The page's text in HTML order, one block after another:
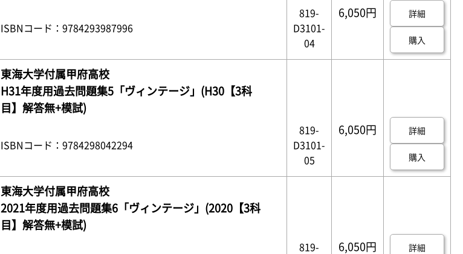
ISBNコード：9784293987996
819-
D3101-
04
6,050円 詳細
購入
東海大学付属甲府高校
H31年度用過去問題集5「ヴィンテージ」(H30【3科
目】解答無+模試)
ISBNコード：9784298042294
819-
D3101-
05
6,050円 詳細
購入
東海大学付属甲府高校
2021年度用過去問題集6「ヴィンテージ」(2020【3科
目】解答無+模試)
819- 6,050円 詳細